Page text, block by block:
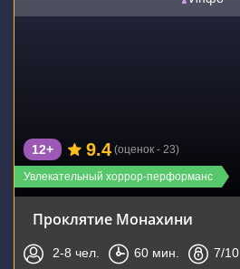
Увлекательный хоррор-перформанс
12+ 9.4 (оценок - 23)
Проклятие Монахини
2-8 чел. 60 мин. 7/10